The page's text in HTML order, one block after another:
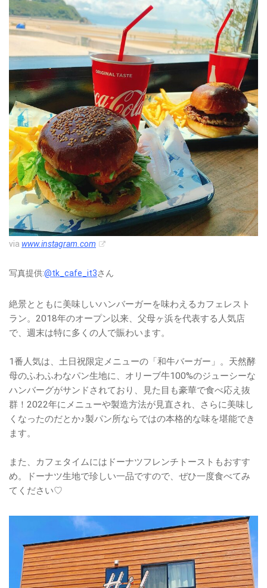
via www.instagram.com
写真提供:@tk_cafe_it3さん
絶景とともに美味しいハンバーガーを味わえるカフェレスト
ラン。2018年のオープン以来、父母ヶ浜を代表する人気店
で、週末は特に多くの人で賑わいます。
1番人気は、土日祝限定メニューの「和牛バーガー」。天然酵
母のふわふわなパン生地に、オリーブ牛100%のジューシーな
ハンバーグがサンドされており、見た目も豪華で食べ応え抜
群！2022年にメニューや製造方法が見直され、さらに美味し
くなったのだとか♪製パン所ならではの本格的な味を堪能でき
ます。
また、カフェタイムにはドーナツフレンチトーストもおすす
め。ドーナツ生地で珍しい一品ですので、ぜひ一度食べてみ
てください♡